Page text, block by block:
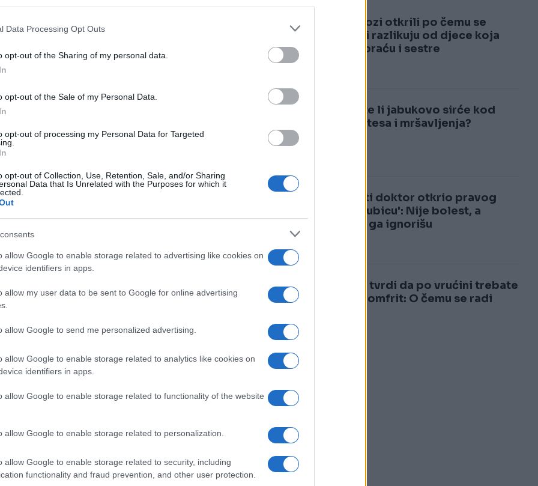
Data Processing Opt Outs
opt-out of the Sharing of my personal data.
opt-out of the Sale of my Personal Data.
opt-out of processing my Personal Data for Targeted
opt-out of Collection, Use, Retention, Sale, and/or Sharing
Data that Is Unrelated with the Purposes for which it
allow Google to enable storage related to advertising like cookies on
identifiers in apps.
allow my user data to be sent to Google for online advertising
allow Google to send me personalized advertising.
allow Google to enable storage related to analytics like cookies on
identifiers in apps.
allow Google to enable storage related to functionality of the website
allow Google to enable storage related to personalization.
allow Google to enable storage related to security, including
functionality and fraud prevention, and other user protection.
1
Psiholozi otkrili po čemu se
jedinci razlikuju od djece koja
imaju braću i sestre
2
Pomaže li jabukovo sirće kod
dijabetesa i mršavljenja?
3
Poznati doktor otkrio pravog
'tihog ubicu': Nije bolest, a
mnogi ga ignorišu
4
Ljekar tvrdi da po vrućini trebate
jesti pomfrit: O čemu se radi